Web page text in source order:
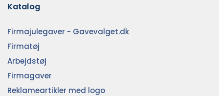
Katalog
Firmajulegaver - Gavevalget.dk
Firmatøj
Arbejdstøj
Firmagaver
Reklameartikler med logo